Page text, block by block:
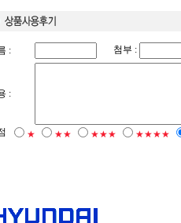
: 첨부 :
:
★ ★★ ★★★ ★★★★